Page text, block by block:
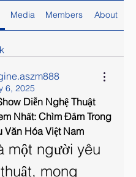
Media Members About
6, 2025
Diễn Nghệ Thuật
Nhất: Chìm Đắm Trong
Văn Hóa Việt Nam
một người yêu
mong